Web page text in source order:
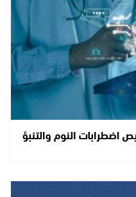
اضطرابات النوم والتنبؤ